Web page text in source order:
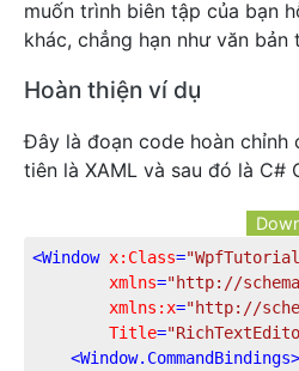
muốn trình biên tập của bạn
khác, chẳng hạn như văn bản
Hoàn thiện ví dụ
Đây là đoạn code hoàn chỉnh
tiên là XAML và sau đó là C#
<Window x:Class=
xmlns="http://
xmlns:x="http://
Title=
<Window.CommandBindings>